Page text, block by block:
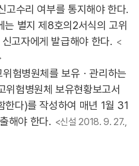
고수리 여부를 통지해야 한다.
별지 제8호의2서식의 고위
고자에게 발급해야 한다. <
험병원체를 보유ㆍ관리하는
험병원체 보유현황보고서
한다)를 작성하여 매년 1월 31
해야 한다. <신설 2018. 9. 27.,